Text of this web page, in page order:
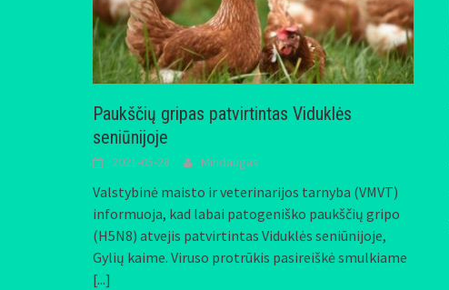
Paukščių gripas patvirtintas Viduklės
seniūnijoje
2021-05-28 Mindaugas
Valstybinė maisto ir veterinarijos tarnyba (VMVT)
informuoja, kad labai patogeniško paukščių gripo
(H5N8) atvejis patvirtintas Viduklės seniūnijoje,
Gylių kaime. Viruso protrūkis pasireiškė smulkiame
[...]